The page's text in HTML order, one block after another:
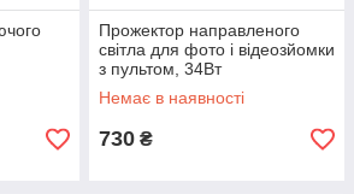
Прожектор направленого
світла для фото і відеозйомки
з пультом, 34Вт
Немає в наявності
730 ₴